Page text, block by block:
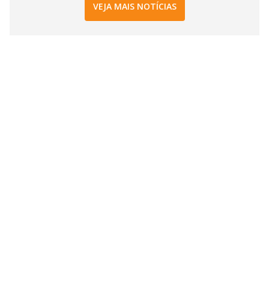
VEJA MAIS NOTÍCIAS